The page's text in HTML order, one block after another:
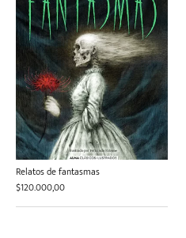
Relatos de fantasmas
$120.000,00